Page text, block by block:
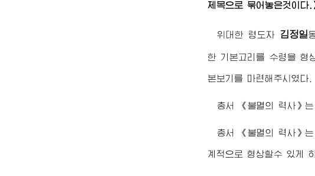
제목으로 묶어놓은것이다.
위대한 령도자 김정일
한 기본고리를 수령 을 형
본보기를 마련해주시였다.
총서 《불멸의 력사》는
총서 《불멸의 력사》
계적으로 형상할수 있게